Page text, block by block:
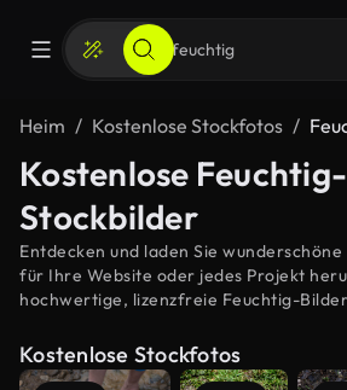
Heim Kostenlose Stockfotos
Kostenlose Feuchtig-
Stockbilder
Entdecken und laden Sie
für Ihre Website oder jedes Projekt
hochwertige, lizenzfreie Feuchtig-
Kostenlose Stockfotos